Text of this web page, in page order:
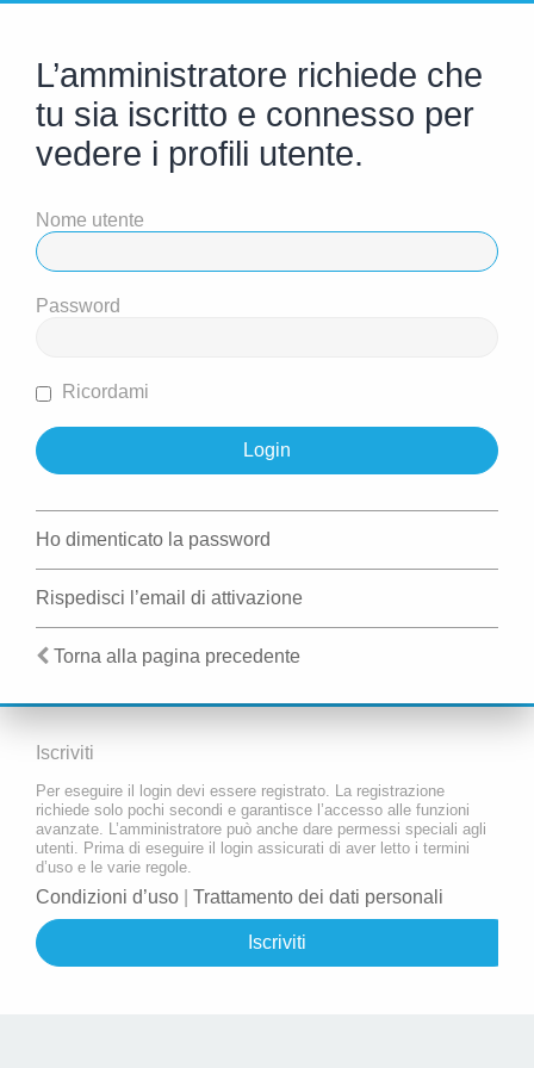
L’amministratore richiede che
tu sia iscritto e connesso per
vedere i profili utente.
Nome utente
Password
Ricordami
Ho dimenticato la password
Rispedisci l’email di attivazione
Torna alla pagina precedente
Iscriviti
Per eseguire il login devi essere registrato. La registrazione
richiede solo pochi secondi e garantisce l’accesso alle funzioni
avanzate. L’amministratore può anche dare permessi speciali agli
utenti. Prima di eseguire il login assicurati di aver letto i termini
d’uso e le varie regole.
Condizioni d’uso Trattamento dei dati personali
Iscriviti